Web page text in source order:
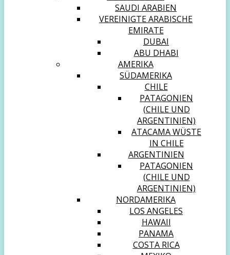
SAUDI ARABIEN
VEREINIGTE ARABISCHE
EMIRATE
DUBAI
ABU DHABI
AMERIKA
SÜDAMERIKA
CHILE
PATAGONIEN
(CHILE UND
ARGENTINIEN)
ATACAMA WÜSTE
IN CHILE
ARGENTINIEN
PATAGONIEN
(CHILE UND
ARGENTINIEN)
NORDAMERIKA
LOS ANGELES
HAWAII
PANAMA
COSTA RICA